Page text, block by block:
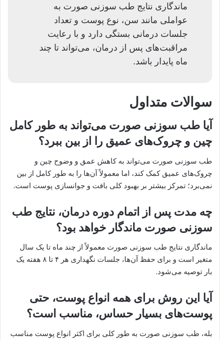
ماندگاری نتایج طب سوزنی صورت به
عواملی مانند سن، نوع پوست و تعداد
جلسات درمانی بستگی دارد و با رعایت
مراقبت‌های پس از درمان، می‌تواند تا چند
ماه پایدار باشد.
سوالات متداول
آیا طب سوزنی صورت می‌تواند به طور کامل
چین و چروک‌های عمیق را از بین ببرد؟
طب سوزنی صورت می‌تواند به کاهش عمق و وضوح چین و
چروک‌های عمیق کمک کند، اما معمولاً آن‌ها را به طور کامل از بین
نمی‌برد؛ تمرکز بیشتر بر بهبود کلی بافت و جوانسازی پوست است.
چه مدت پس از اتمام دوره درمان، نتایج طب
سوزنی صورت ماندگار خواهد بود؟
ماندگاری نتایج طب سوزنی صورت معمولاً از چند ماه تا یک سال
متغیر است و برای حفظ آن‌ها، جلسات نگهداری هر ۴ تا ۸ هفته یک
بار توصیه می‌شود.
آیا این روش برای همه انواع پوست، حتی
پوست‌های بسیار حساس، مناسب است؟
بله، طب سوزنی صورت به طور کلی برای اکثر انواع پوست مناسب